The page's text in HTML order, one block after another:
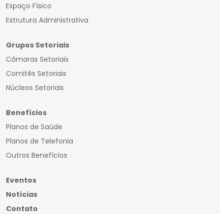
Espaço Físico
Estrutura Administrativa
Grupos Setoriais
Câmaras Setoriais
Comitês Setoriais
Núcleos Setoriais
Benefícios
Planos de Saúde
Planos de Telefonia
Outros Benefícios
Eventos
Notícias
Contato